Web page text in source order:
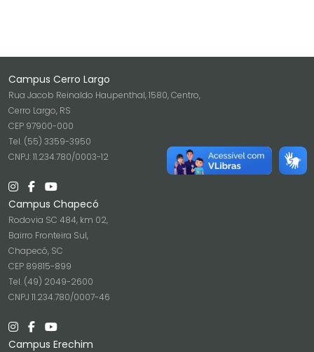
Campus Cerro Largo
Rua Jacob Reinaldo Haupenthal, 1580, Centro,
Cerro Largo, RS
CEP 97900-000
Tel. (55) 3359-3950
CNPJ: 11.234.780/0003-12
Campus Chapecó
Rodovia SC 484, km 02,
Bairro Fronteira Sul,
Chapecó, SC
CEP 89815-899
Tel. (49) 2049-2600
CNPJ 11.234.780/0007-46
Campus Erechim